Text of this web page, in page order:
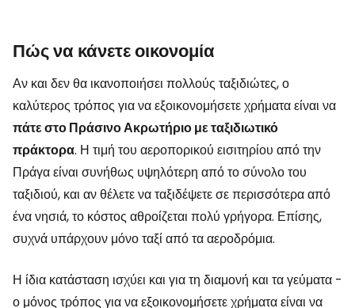
Πώς να κάνετε οικονομία
Αν και δεν θα ικανοποιήσει πολλούς ταξιδιώτες, ο
καλύτερος τρόπος για να εξοικονομήσετε χρήματα είναι να
πάτε στο Πράσινο Ακρωτήριο με ταξιδιωτικό
πράκτορα. Η τιμή του αεροπορικού εισιτηρίου από την
Πράγα είναι συνήθως υψηλότερη από το σύνολο του
ταξιδιού, και αν θέλετε να ταξιδέψετε σε περισσότερα από
ένα νησιά, το κόστος αθροίζεται πολύ γρήγορα. Επίσης,
συχνά υπάρχουν μόνο ταξί από τα αεροδρόμια.
Η ίδια κατάσταση ισχύει και για τη διαμονή και τα γεύματα -
ο μόνος τρόπος για να εξοικονομήσετε χρήματα είναι να